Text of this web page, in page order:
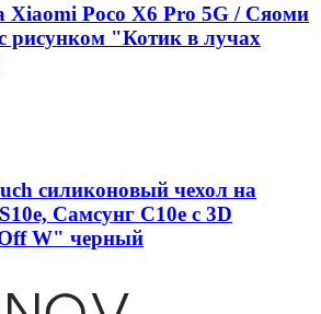
Xiaomi Poco X6 Pro 5G / Сяоми
рисунком "Котик в лучах
силиконовый чехол на
Самсунг С10е с 3D
W" черный